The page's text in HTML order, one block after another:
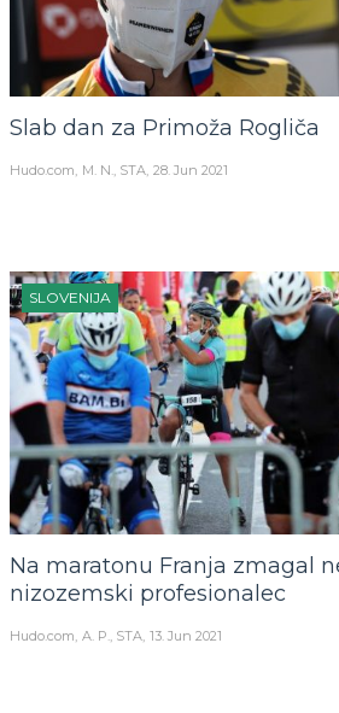
Slab dan za Primoža Rogliča
Hudo.com M. N., STA 28. Jun 2021
SLOVENIJA
Na maratonu Franja zmagal
nizozemski profesionalec
Hudo.com A. P., STA 13. Jun 2021